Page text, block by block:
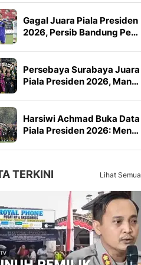
Gagal Juara Piala Presiden
2026, Persib Bandung Pe…
Persebaya Surabaya Juara
Piala Presiden 2026, Man…
Harsiwi Achmad Buka Data
Piala Presiden 2026: Men…
TERKINI Lihat Semua